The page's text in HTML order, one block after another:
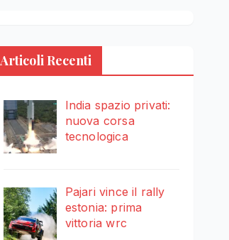
Articoli Recenti
India spazio privati:
nuova corsa
tecnologica
Pajari vince il rally
estonia: prima
vittoria wrc